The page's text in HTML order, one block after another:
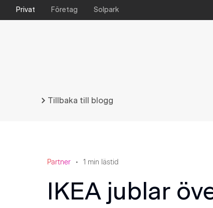
Privat Företag Solpark
Tillbaka till blogg
Partner 1 min lästid
IKEA jublar